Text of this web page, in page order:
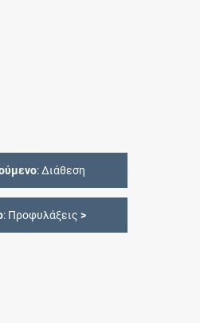
: Διάθεση
: Προφυλάξεις >